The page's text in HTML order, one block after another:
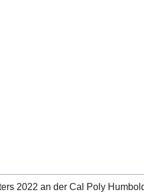
2022 an der Cal Poly